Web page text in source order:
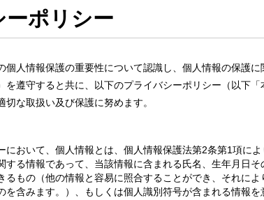
ーポリシー
個人情報保護の重要性について認識し、個人情報の保護
を遵守すると共に、以下のプライバシーポリシー（以下「
切な取扱い及び保護に努めます。
において、個人情報とは、個人情報保護法第2条第1項に
する情報であって、当該情報に含まれる氏名、生年月日
るもの（他の情報と容易に照合することができ、それに
を含みます。）、もしくは個人識別符号が含まれる情報を